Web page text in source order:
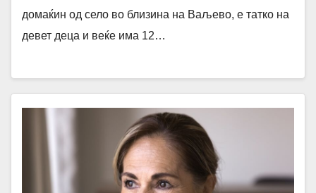
домаќин од село во близина на Ваљево, е татко на
девет деца и веќе има 12…